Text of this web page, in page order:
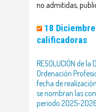
no admitidas,
18
calificadoras
RESOLUCIÓN de
Ordenación
fecha de
se nombran las
periodo 2025-